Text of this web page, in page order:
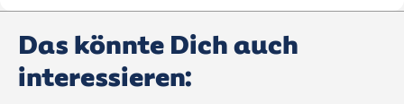
Das könnte Dich auch
interessieren: